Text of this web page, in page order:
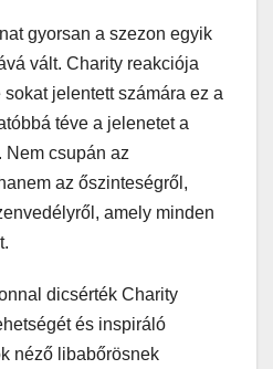
gyorsan a szezon egyik
vált. Charity reakciója
jelentett számára ez a
téve a jelenetet a
Nem csupán az
az őszinteségről,
amely minden
dicsérték Charity
és inspiráló
néző libabőrösnek